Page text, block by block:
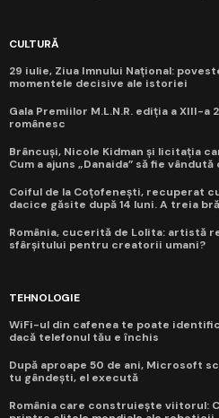
CULTURĂ
29 iulie, Ziua Imnului Național:
momentele decisive ale istoriei
Gala Premiilor M.L.N.R. ediția a XIII-
românesc
Brâncuși, Nicole Kidman și licitația
Cum a ajuns „Danaida” să fie
Coiful de la Coțofenești, recuperat
dacice găsite după 14 luni. A treia
România, cucerită de Lolita: artistă
sfârșitului pentru creatorii umani?
TEHNOLOGIE
WiFi-ul din cafenea te poate
dacă telefonul tău e închis
După aproape 50 de ani, Microsoft
tu gândești, el execută
România care construiește viitorul: